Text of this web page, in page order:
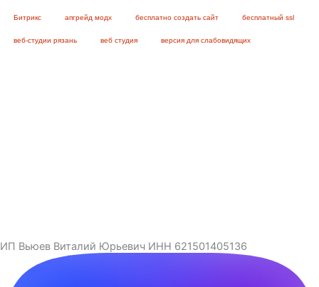
Битрикс апгрейд модх бесплатно создать сайт бесплатный ssl
веб-студии рязань веб студия версия для слабовидящих
ИП Вьюев Виталий Юрьевич ИНН 621501405136